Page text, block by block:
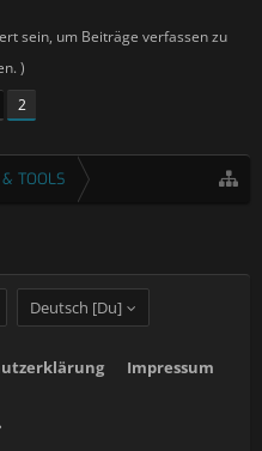
sein, um Beiträge verfassen zu
)
2
TOOLS
Deutsch [Du]
Impressum